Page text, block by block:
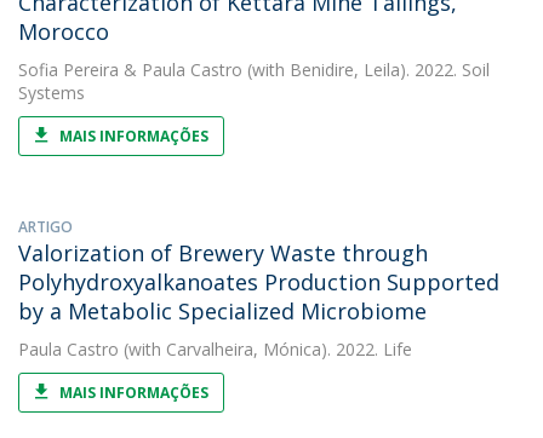
Morocco
Sofia Pereira & Paula Castro (with Benidire, Leila). 2022. Soil
Systems
MAIS INFORMAÇÕES
ARTIGO
Valorization of Brewery Waste through
Polyhydroxyalkanoates Production Supported
by a Metabolic Specialized Microbiome
Paula Castro (with Carvalheira, Mónica). 2022. Life
MAIS INFORMAÇÕES